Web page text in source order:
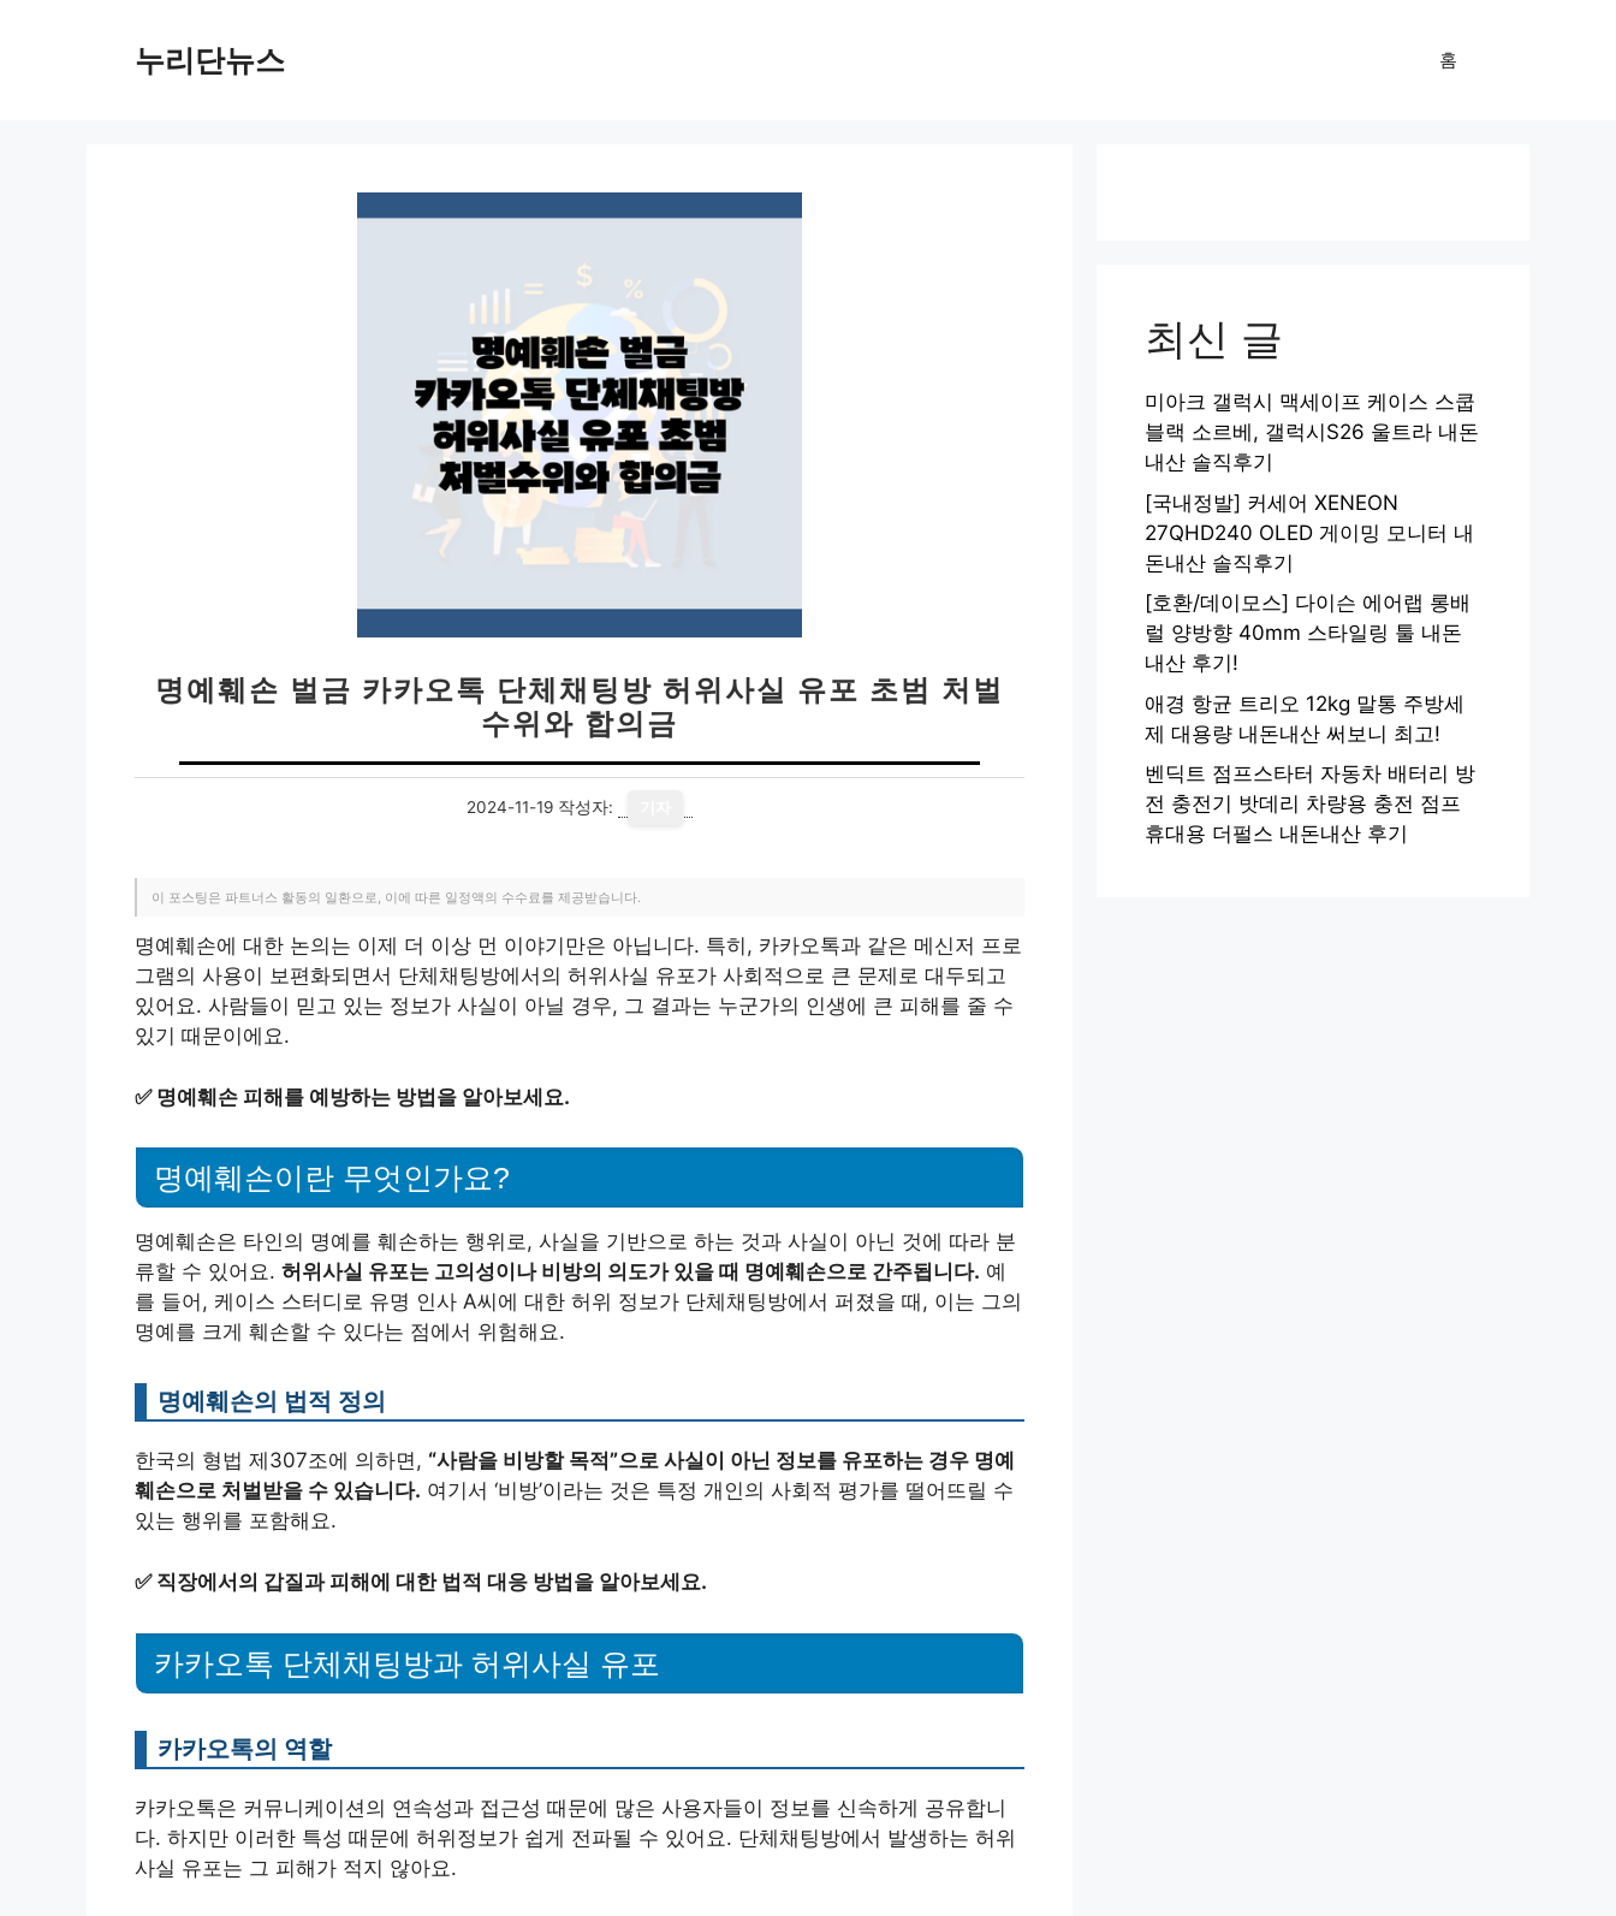
누리단뉴스 홈
명예훼손 벌금 카카오톡 단체채팅방 허위사실 유포 초범 처벌
수위와 합의금
2024-11-19 작성자:
이 포스팅은 파트너스 활동의 일환으로, 이에 따른 일정액의 수수료를 제공받습니다.
명예훼손에 대한 논의는 이제 더 이상 먼 이야기만은 아닙니다. 특히, 카카오톡과 같은 메신저 프로
그램의 사용이 보편화되면서 단체채팅방에서의 허위사실 유포가 사회적으로 큰 문제로 대두되고
있어요. 사람들이 믿고 있는 정보가 사실이 아닐 경우, 그 결과는 누군가의 인생에 큰 피해를 줄 수
있기 때문이에요.
✅ 명예훼손 피해를 예방하는 방법을 알아보세요.
명예훼손이란 무엇인가요?
명예훼손은 타인의 명예를 훼손하는 행위로, 사실을 기반으로 하는 것과 사실이 아닌 것에 따라 분
류할 수 있어요. 허위사실 유포는 고의성이나 비방의 의도가 있을 때 명예훼손으로 간주됩니다. 예
를 들어, 케이스 스터디로 유명 인사 A씨에 대한 허위 정보가 단체채팅방에서 퍼졌을 때, 이는 그의
명예를 크게 훼손할 수 있다는 점에서 위험해요.
명예훼손의 법적 정의
한국의 형법 제307조에 의하면, “사람을 비방할 목적”으로 사실이 아닌 정보를 유포하는 경우 명예
훼손으로 처벌받을 수 있습니다. 여기서 ‘비방’이라는 것은 특정 개인의 사회적 평가를 떨어뜨릴 수
있는 행위를 포함해요.
✅ 직장에서의 갑질과 피해에 대한 법적 대응 방법을 알아보세요.
카카오톡 단체채팅방과 허위사실 유포
카카오톡의 역할
카카오톡은 커뮤니케이션의 연속성과 접근성 때문에 많은 사용자들이 정보를 신속하게 공유합니
다. 하지만 이러한 특성 때문에 허위정보가 쉽게 전파될 수 있어요. 단체채팅방에서 발생하는 허위
사실 유포는 그 피해가 적지 않아요.
최신 글
미아크 갤럭시 맥세이프 케이스 스쿱
블랙 소르베, 갤럭시S26 울트라 내돈
내산 솔직후기
[국내정발] 커세어 XENEON
27QHD240 OLED 게이밍 모니터 내
돈내산 솔직후기
[호환/데이모스] 다이슨 에어랩 롱배
럴 양방향 40mm 스타일링 툴 내돈
내산 후기!
애경 항균 트리오 12kg 말통 주방세
제 대용량 내돈내산 써보니 최고!
벤딕트 점프스타터 자동차 배터리 방
전 충전기 밧데리 차량용 충전 점프
휴대용 더펄스 내돈내산 후기